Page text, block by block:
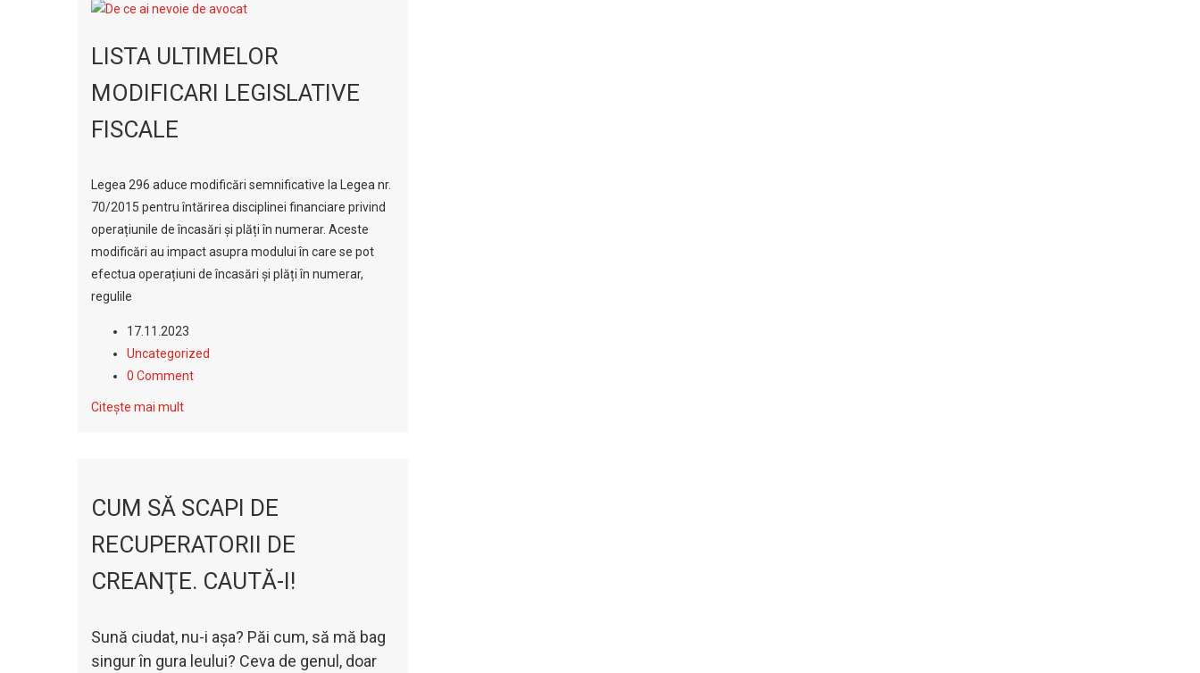
LISTA ULTIMELOR
MODIFICARI LEGISLATIVE
FISCALE
Legea 296 aduce modificări semnificative la Legea nr.
70/2015 pentru întărirea disciplinei financiare privind
operațiunile de încasări și plăți în numerar. Aceste
modificări au impact asupra modului în care se pot
efectua operațiuni de încasări și plăți în numerar,
regulile
17.11.2023
Uncategorized
0 Comment
Citește mai mult
CUM SĂ SCAPI DE
RECUPERATORII DE
CREANŢE. CAUTĂ-I!
Sună ciudat, nu-i aşa? Păi cum, să mă bag
singur în gura leului? Ceva de genul, doar